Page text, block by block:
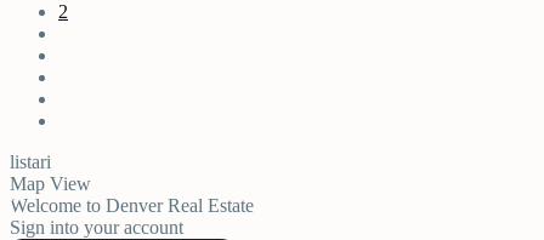
2
listari
Map View
Welcome to Denver Real Estate
Sign into your account